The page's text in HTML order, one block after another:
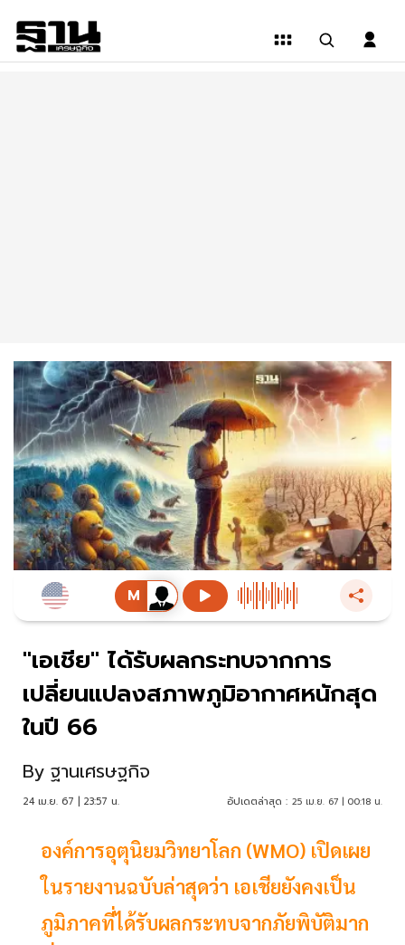
"เอเชีย" ได้รับผลกระทบจากการ
เปลี่ยนแปลงสภาพภูมิอากาศหนักสุด
ในปี 66
By ฐานเศรษฐกิจ
24 เม.ย. 67 | 23:57 น. อัปเดตล่าสุด : 25 เม.ย. 67 | 00:18 น.
องค์การอุตุนิยมวิทยาโลก (WMO) เปิดเผย
ในรายงานฉบับล่าสุดว่า เอเชียยังคงเป็น
ภูมิภาคที่ได้รับผลกระทบจากภัยพิบัติมาก